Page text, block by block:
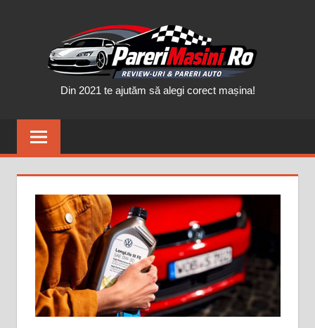
Din 2021 te ajutăm să alegi corect mașina!